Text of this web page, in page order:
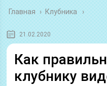
Главная › Клубника
21.02.2020
Как
клубнику